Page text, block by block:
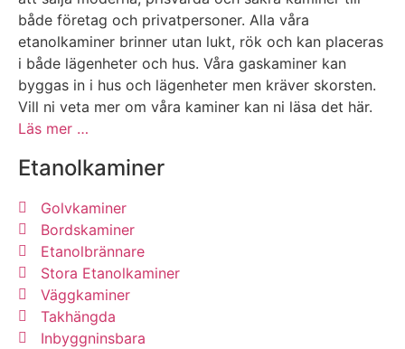
både företag och privatpersoner. Alla våra
etanolkaminer brinner utan lukt, rök och kan placeras
i både lägenheter och hus. Våra gaskaminer kan
byggas in i hus och lägenheter men kräver skorsten.
Vill ni veta mer om våra kaminer kan ni läsa det här.
Läs mer …
Etanolkaminer
Golvkaminer
Bordskaminer
Etanolbrännare
Stora Etanolkaminer
Väggkaminer
Takhängda
Inbyggninsbara